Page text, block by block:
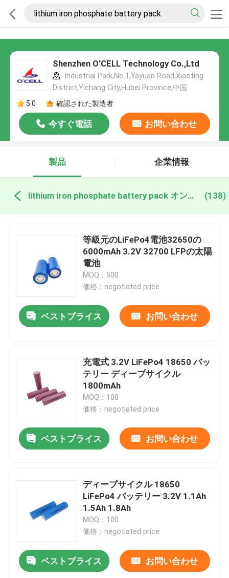
Shenzhen O'CELL Technology Co.,Ltd
Industrial Park,No.1,Yayuan Road,Xiaoting
District,Yichang City,Hubei Province,中国
5.0
確認された製造者
今すぐ電話 お問い合わせ
製品 企業情報
lithium iron phosphate battery pack オンライン製造 (138)
等級元のLiFePo4電池32650の
6000mAh 3.2V 32700 LFPの太陽
電池
MOQ：500
価格：negotiated price
ベストプライス お問い合わせ
充電式 3.2V LiFePo4 18650 バッ
テリー ディープサイクル
1800mAh
MOQ：100
価格：negotiated price
ベストプライス お問い合わせ
ディープサイクル 18650
LiFePo4 バッテリー 3.2V 1.1Ah
1.5Ah 1.8Ah
MOQ：100
価格：negotiated price
ベストプライス お問い合わせ